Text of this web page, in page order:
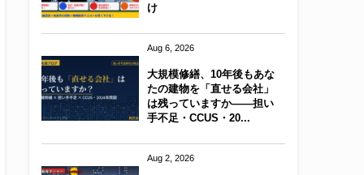
け
Aug 6, 2026
大規模修繕、10年後もあな
たの建物を「直せる会社」
は残っていますか——担い
手不足・CCUS・20...
Aug 2, 2026